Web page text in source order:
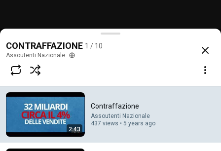
Contraffazione
@AssoutentiNazionale
Subscribe
Comment...
CONTRAFFAZIONE 1 / 10
Assoutenti Nazionale
2:43
Contraffazione
Assoutenti Nazionale
437 views • 5 years ago